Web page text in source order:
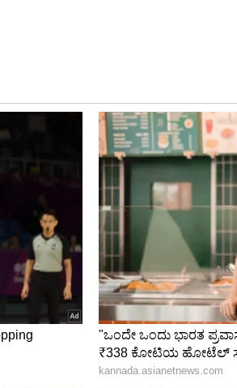
ಹಬ್ಬ ಹರಿದಿನಗಳು, ಸಂಪ್ರದಾಯ
ವಾಸ್ತು ಕುರಿತು ಹೆಚ್ಚಿನ ಮಾಹಿತಿ
ನೋಡುತ್ತಿರಿ.